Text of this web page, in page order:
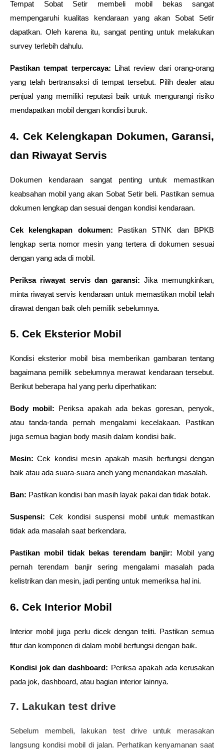
Tempat Sobat Setir membeli mobil bekas sangat
mempengaruhi kualitas kendaraan yang akan Sobat Setir
dapatkan. Oleh karena itu, sangat penting untuk melakukan
survey terlebih dahulu.
Pastikan tempat terpercaya: Lihat review dari orang-orang
yang telah bertransaksi di tempat tersebut. Pilih dealer atau
penjual yang memiliki reputasi baik untuk mengurangi risiko
mendapatkan mobil dengan kondisi buruk.
4. Cek Kelengkapan Dokumen, Garansi,
dan Riwayat Servis
Dokumen kendaraan sangat penting untuk memastikan
keabsahan mobil yang akan Sobat Setir beli. Pastikan semua
dokumen lengkap dan sesuai dengan kondisi kendaraan.
Cek kelengkapan dokumen: Pastikan STNK dan BPKB
lengkap serta nomor mesin yang tertera di dokumen sesuai
dengan yang ada di mobil.
Periksa riwayat servis dan garansi: Jika memungkinkan,
minta riwayat servis kendaraan untuk memastikan mobil telah
dirawat dengan baik oleh pemilik sebelumnya.
5. Cek Eksterior Mobil
Kondisi eksterior mobil bisa memberikan gambaran tentang
bagaimana pemilik sebelumnya merawat kendaraan tersebut.
Berikut beberapa hal yang perlu diperhatikan:
Body mobil: Periksa apakah ada bekas goresan, penyok,
atau tanda-tanda pernah mengalami kecelakaan. Pastikan
juga semua bagian body masih dalam kondisi baik.
Mesin: Cek kondisi mesin apakah masih berfungsi dengan
baik atau ada suara-suara aneh yang menandakan masalah.
Ban: Pastikan kondisi ban masih layak pakai dan tidak botak.
Suspensi: Cek kondisi suspensi mobil untuk memastikan
tidak ada masalah saat berkendara.
Pastikan mobil tidak bekas terendam banjir: Mobil yang
pernah terendam banjir sering mengalami masalah pada
kelistrikan dan mesin, jadi penting untuk memeriksa hal ini.
6. Cek Interior Mobil
Interior mobil juga perlu dicek dengan teliti. Pastikan semua
fitur dan komponen di dalam mobil berfungsi dengan baik.
Kondisi jok dan dashboard: Periksa apakah ada kerusakan
pada jok, dashboard, atau bagian interior lainnya.
7. Lakukan test drive
Sebelum membeli, lakukan test drive untuk merasakan
langsung kondisi mobil di jalan. Perhatikan kenyamanan saat